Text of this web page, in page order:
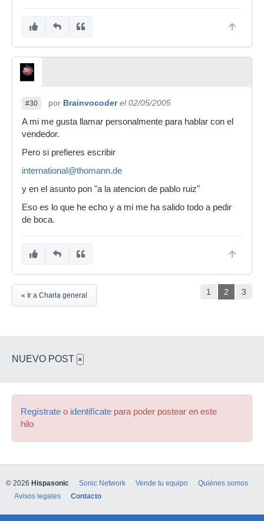
#30 por Brainvocoder el 02/05/2005
A mi me gusta llamar personalmente para hablar con el
vendedor.
Pero si prefieres escribir
international@thomann.de
y en el asunto pon "a la atencion de pablo ruiz"
Eso es lo que he echo y a mi me ha salido todo a pedir
de boca.
1 2 3
« Ir a Charla general
NUEVO POST ×
Regístrate o identifícate para poder postear en este
hilo
© 2026 Hispasonic Sonic Network Vende tu equipo
Quiénes somos
Avisos legales
Contacto